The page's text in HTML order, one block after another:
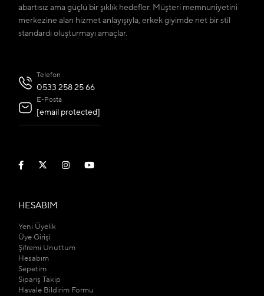
abartısız ama güçlü bir şıklık hedefler. Müşteri memnuniyetini
merkezine alan hizmet anlayışıyla, erkek giyimde net bir stil
standardı oluşturmayı amaçlar.
Telefon
0533 258 25 66
E-Posta
[email protected]
HESABIM
Yeni Üyelik
Üye Girişi
Şifremi Unuttum
Hesabım
Sepetim
Sipariş Takip
Havale Bildirim Formu